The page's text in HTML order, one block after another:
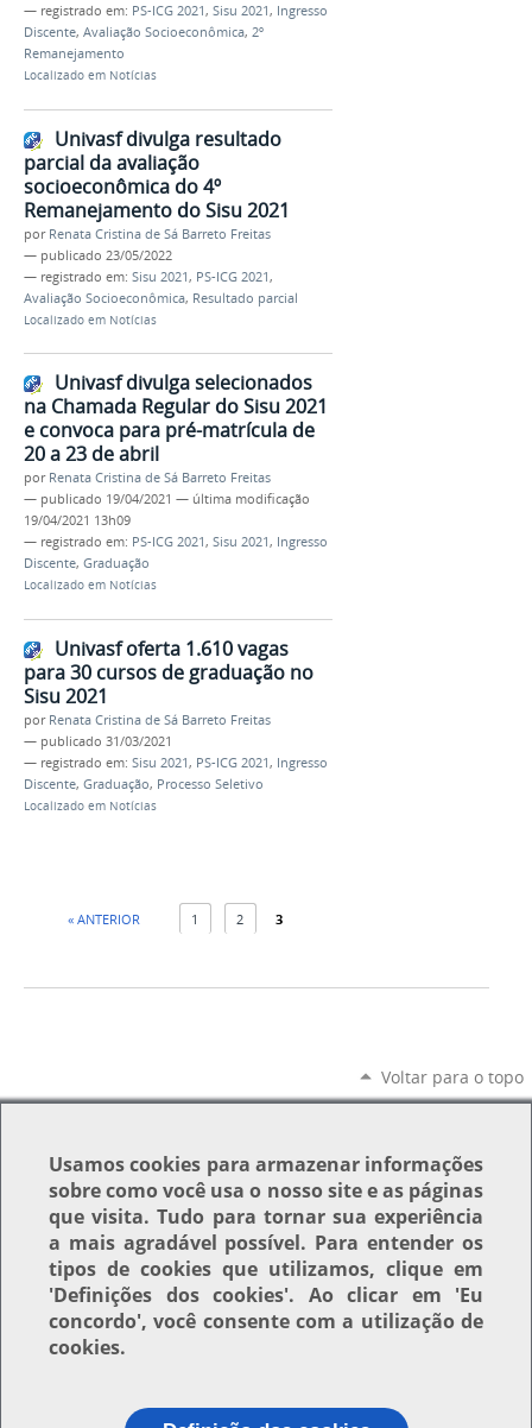
— registrado em: PS-ICG 2021, Sisu 2021, Ingresso
Discente, Avaliação Socioeconômica, 2º
Remanejamento
Localizado em Notícias
Univasf divulga resultado
parcial da avaliação
socioeconômica do 4º
Remanejamento do Sisu 2021
por Renata Cristina de Sá Barreto Freitas
— publicado 23/05/2022
— registrado em: Sisu 2021, PS-ICG 2021,
Avaliação Socioeconômica, Resultado parcial
Localizado em Notícias
Univasf divulga selecionados
na Chamada Regular do Sisu 2021
e convoca para pré-matrícula de
20 a 23 de abril
por Renata Cristina de Sá Barreto Freitas
— publicado 19/04/2021 — última modificação
19/04/2021 13h09
— registrado em: PS-ICG 2021, Sisu 2021, Ingresso
Discente, Graduação
Localizado em Notícias
Univasf oferta 1.610 vagas
para 30 cursos de graduação no
Sisu 2021
por Renata Cristina de Sá Barreto Freitas
— publicado 31/03/2021
— registrado em: Sisu 2021, PS-ICG 2021, Ingresso
Discente, Graduação, Processo Seletivo
Localizado em Notícias
« ANTERIOR 1 2 3
Voltar para o topo
Usamoscookies para armazenar informações
sobre como você usa o nosso site e as páginas
que visita. Tudo para tornar sua experiência
a mais agradável possível. Para entender os
tipos de cookies que utilizamos, clique em
'Definições dos cookies'. Ao clicar em 'Eu
concordo', você consente com a utilização de
cookies.